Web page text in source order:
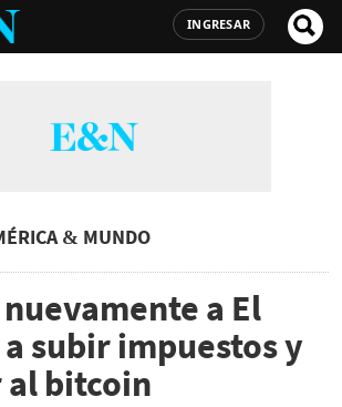
INGRESAR
& MUNDO
a El
subir impuestos y
al bitcoin